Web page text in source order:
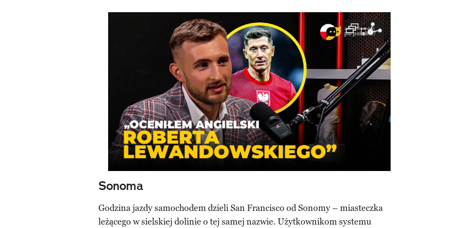
Sonoma
Godzina jazdy samochodem dzieli San Francisco od Sonomy – miasteczka
leżącego w sielskiej dolinie o tej samej nazwie. Użytkownikom systemu